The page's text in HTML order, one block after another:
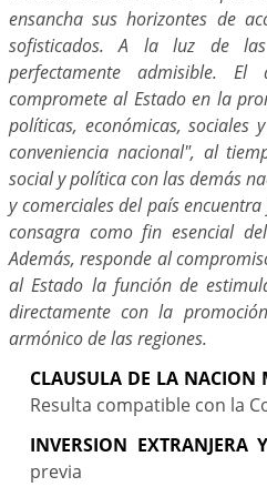
ensancha sus horizontes de
sofisticados. A la luz de las
perfectamente admisible.
compromete al Estado en la
políticas, económicas, sociales
conveniencia nacional", al
social y política con las demás
y comerciales del país
consagra como fin esencial
Además, responde al
al Estado la función de
directamente con la
armónico de las regiones.
CLAUSULA DE LA NACION
Resulta compatible con la
INVERSION EXTRANJERA
previa